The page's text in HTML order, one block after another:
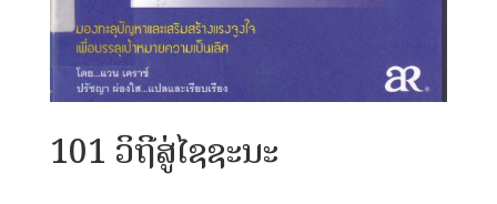
101 ວິຖີສູ່ໄຊຊະນະ